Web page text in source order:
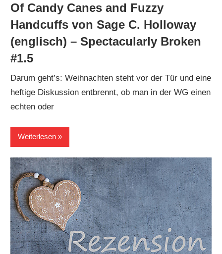
Of Candy Canes and Fuzzy
Handcuffs von Sage C. Holloway
(englisch) – Spectacularly Broken
#1.5
Darum geht’s: Weihnachten steht vor der Tür und eine
heftige Diskussion entbrennt, ob man in der WG einen
echten oder
Weiterlesen